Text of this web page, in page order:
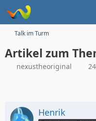
Talk im Turm
Artikel zum
nexustheoriginal
Henrik